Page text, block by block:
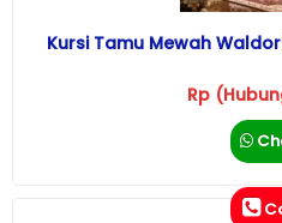
Kursi Tamu Mewah
Rp